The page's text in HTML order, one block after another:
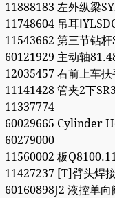
11888183 左外纵梁
11748604 吊耳
11543662 第三节钻杆
60121929 主动轴
12035457 右前上车
11141428 管夹2下
11337774
60029665 Cylinder
60279000
11560002 板
11427237 [T]臂头焊
60160898J2 液控单